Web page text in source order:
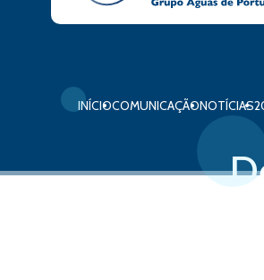
INÍCIOCOMUNICAÇÃONOTÍCIAS